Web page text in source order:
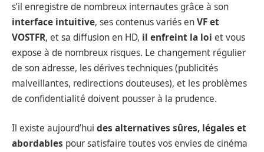
s’il enregistre de nombreux internautes grâce à son
interface intuitive, ses contenus variés enVF et
VOSTFR, et sa diffusion en HD, il enfreint la loi et vous
expose à de nombreux risques. Le changement régulier
de son adresse, les dérives techniques (publicités
malveillantes, redirections douteuses), et les problèmes
de confidentialité doivent pousser à la prudence.
Il existe aujourd’hui des alternatives sûres, légales et
abordables pour satisfaire toutes vos envies de cinéma